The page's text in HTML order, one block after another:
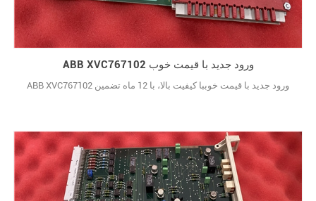
ABB XVC767102 ورود جدید با قیمت خوب
ABB XVC767102 ورود جدید با قیمت خوببا کیفیت بالا، با 12 ماه تضمین